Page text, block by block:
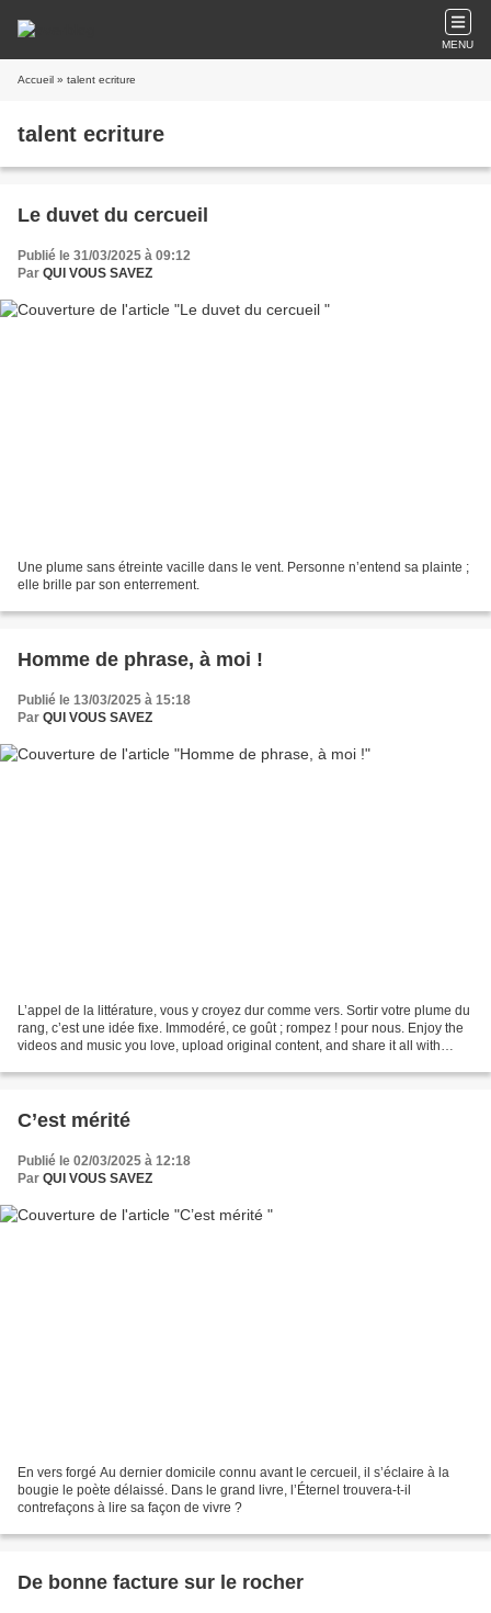
MENU
Accueil » talent ecriture
talent ecriture
Le duvet du cercueil
Publié le 31/03/2025 à 09:12
Par QUI VOUS SAVEZ
Une plume sans étreinte vacille dans le vent. Personne n’entend sa plainte ;
elle brille par son enterrement.
Homme de phrase, à moi !
Publié le 13/03/2025 à 15:18
Par QUI VOUS SAVEZ
L’appel de la littérature, vous y croyez dur comme vers. Sortir votre plume du
rang, c’est une idée fixe. Immodéré, ce goût ; rompez ! pour nous. Enjoy the
videos and music you love, upload original content, and share it all with
C’est mérité
Publié le 02/03/2025 à 12:18
Par QUI VOUS SAVEZ
En vers forgé Au dernier domicile connu avant le cercueil, il s’éclaire à la
bougie le poète délaissé. Dans le grand livre, l’Éternel trouvera-t-il
contrefaçons à lire sa façon de vivre ?
De bonne facture sur le rocher